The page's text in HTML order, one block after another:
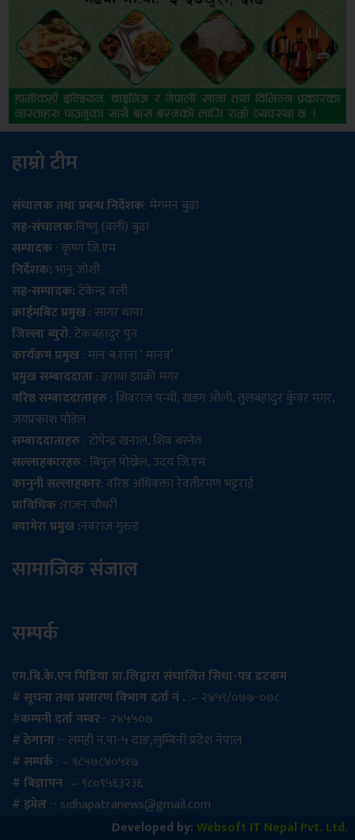
हाम्रो टीम
संचालक तथा प्रबन्ध निर्देशक: मेगमन बुढा
सह-संचालक:विष्णु (वली) बुढा
सम्पादक: कृष्ण जि.एम
निर्देशक:भानु जोशी
सह-सम्पादक:टेकेन्द्र वली
क्राईमबिट प्रमुख: सागर थापा
जिल्ला ब्युरो: टेकबहादुर पुन
कार्यक्रम प्रमुख: मान ब.राना ‘ मानव’
प्रमुख सम्बाददाता: इराधा झाक्री मगर
वरिष्ठ सम्बाददाताहरु: शिवराज पन्थी, खडग ओली, तुलबहादुर कुँवर मगर,
जयप्रकाश पौडेल
सम्बाददाताहरु: टोपेन्द्र खनाल, शिव बस्नेत
सल्लाहकारहरु: बिपुल पोख्रेल, उदय जि.एम
कानुनी सल्लाहकार: वरिष्ठ अधिवक्ता रेवतीरमण भट्टराई
प्राविधिक :राजन चौधरी
क्यामेरा प्रमुख :नवराज गुरुङ
सामाजिक संजाल
सम्पर्क
एम.बि.के.एन मिडिया प्रा.लिद्वारा संचालित सिधा-पत्र डटकम
# सूचना तथा प्रसारण विभाग दर्ता नं . :– २४५९/०७७-०७८
#कम्पनी दर्ता नम्बर:- २४५५०७
# ठेगाना:- लमही न.पा-५ दाङ,लुम्बिनी प्रदेश नेपाल
# सम्पर्क: – ९८५७८४०५१७
# बिज्ञापन: – ९८०९५६३२३६
# इमेल:- sidhapatranews@gmail.com
Developed by:Websoft IT Nepal Pvt. Ltd.